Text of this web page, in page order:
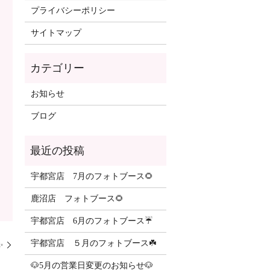
プライバシーポリシー
サイトマップ
カテゴリー
お知らせ
ブログ
最近の投稿
宇都宮店 7月のフォトブース🌻
鹿沼店 フォトブース🌻
宇都宮店 6月のフォトブース☔️
宇都宮店 ５月のフォトブース☘️
🐶5月の営業日変更のお知らせ🐶